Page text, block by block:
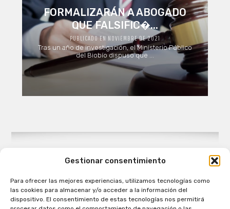
Gestionar consentimiento
Para ofrecer las mejores experiencias, utilizamos tecnologías como
las cookies para almacenar y/o acceder a la información del
dispositivo. El consentimiento de estas tecnologías nos permitirá
FORMALIZARÁN A ABOGADO
QUE FALSIFIC�...
PUBLICADO EN NOVIEMBRE DE 2021
Tras un año de investigación, el Ministerio Público
del Biobío dispuso que ...
Patagual Radio Digital 2026 - Todos los derechos
reservados